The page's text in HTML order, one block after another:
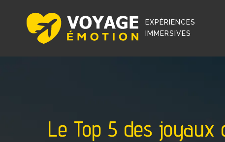
EXPÉRIENCES
IMMERSIVES
Le Top 5 des joyaux